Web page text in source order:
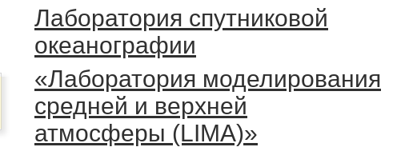
Лаборатория спутниковой
океанографии
«Лаборатория моделирования
средней и верхней
атмосферы (LIMA)»